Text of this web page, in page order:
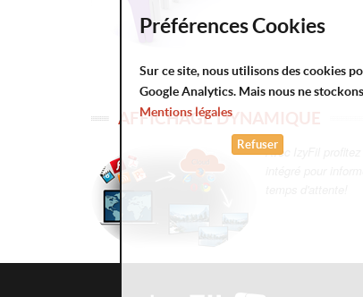
AFFICHAGE DYNAMIQUE
Avec IzyFil
intégré pour
Préférences Cookies
Sur ce site, nous utilisons des cookies
Google Analytics. Mais nous ne
Mentions légales
Refuser